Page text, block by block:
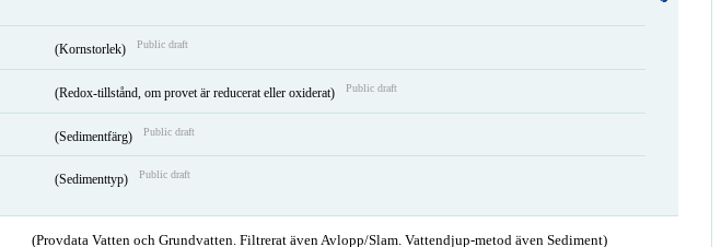
(Kornstorlek) Public draft
(Redox-tillstånd, om provet är reducerat eller oxiderat) Public draft
(Sedimentfärg) Public draft
(Sedimenttyp) Public draft
(Provdata Vatten och Grundvatten. Filtrerat även Avlopp/Slam. Vattendjup-metod även Sediment)